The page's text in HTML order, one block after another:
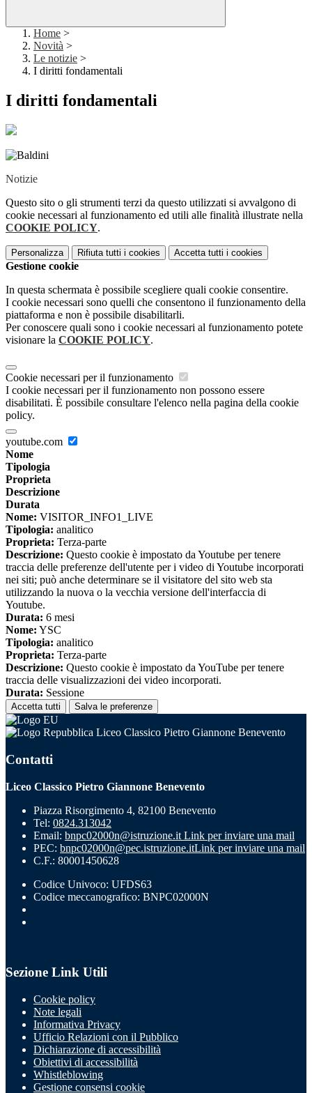
Home >
Novità >
Le notizie >
I diritti fondamentali
I diritti fondamentali
Notizie
Questo sito o gli strumenti terzi da questo utilizzati si avvalgono di
cookie necessari al funzionamento ed utili alle finalità illustrate nella
COOKIE POLICY.
Personalizza Rifiuta tutti i cookies Accetta tutti i cookies
Gestione cookie
In questa schermata è possibile scegliere quali cookie consentire.
I cookie necessari sono quelli che consentono il funzionamento della
piattaforma e non è possibile disabilitarli.
Per conoscere quali sono i cookie necessari al funzionamento potete
visionare la COOKIE POLICY.
Cookie necessari per il funzionamento
I cookie necessari per il funzionamento non possono essere
disabilitati. È possibile consultare l'elenco nella pagina della cookie
policy.
youtube.com
Nome
Tipologia
Proprieta
Descrizione
Durata
Nome: VISITOR_INFO1_LIVE
Tipologia: analitico
Proprieta: Terza-parte
Descrizione: Questo cookie è impostato da Youtube per tenere
traccia delle preferenze dell'utente per i video di Youtube incorporati
nei siti; può anche determinare se il visitatore del sito web sta
utilizzando la nuova o la vecchia versione dell'interfaccia di
Youtube.
Durata: 6 mesi
Nome: YSC
Tipologia: analitico
Proprieta: Terza-parte
Descrizione: Questo cookie è impostato da YouTube per tenere
traccia delle visualizzazioni dei video incorporati.
Durata: Sessione
Accetta tutti Salva le preferenze
Liceo Classico Pietro Giannone Benevento
Contatti
Liceo Classico Pietro Giannone Benevento
Piazza Risorgimento 4, 82100 Benevento
Tel: 0824.313042
Email: bnpc02000n@istruzione.it Link per inviare una mail
PEC: bnpc02000n@pec.istruzione.itLink per inviare una mail
C.F.: 80001450628
Codice Univoco: UFDS63
Codice meccanografico: BNPC02000N
Sezione Link Utili
Cookie policy
Note legali
Informativa Privacy
Ufficio Relazioni con il Pubblico
Dichiarazione di accessibilità
Obiettivi di accessibilità
Whistleblowing
Gestione consensi cookie